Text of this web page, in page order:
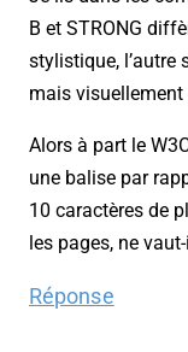
B et STRONG
stylistique, l’autre
mais
Alors à part le
une balise par
10 caractères de
les pages, ne
Réponse